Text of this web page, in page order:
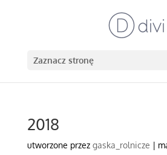
Zaznacz stronę
2018
utworzone przez gaska_rolnicze |